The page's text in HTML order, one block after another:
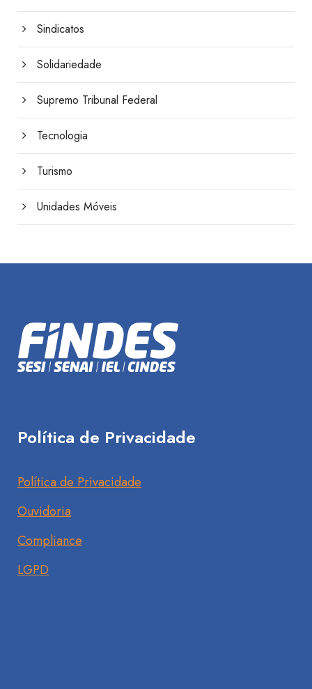
Sindicatos
Solidariedade
Supremo Tribunal Federal
Tecnologia
Turismo
Unidades Móveis
Política de Privacidade
Política de Privacidade
Ouvidoria
Compliance
LGPD